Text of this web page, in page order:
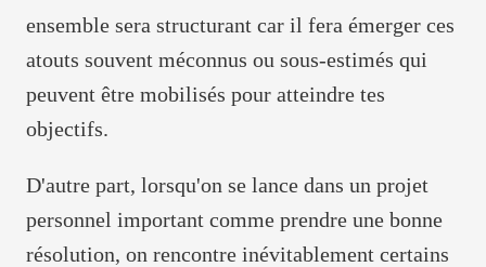
ensemble sera structurant car il fera émerger ces
atouts souvent méconnus ou sous-estimés qui
peuvent être mobilisés pour atteindre tes
objectifs.
D'autre part, lorsqu'on se lance dans un projet
personnel important comme prendre une bonne
résolution, on rencontre inévitablement certains